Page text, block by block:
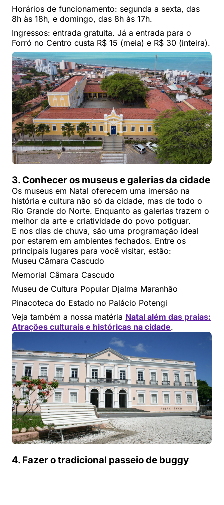
Horários de funcionamento: segunda a sexta, das
8h às 18h, e domingo, das 8h às 17h.
Ingressos: entrada gratuita. Já a entrada para o
Forró no Centro custa R$ 15 (meia) e R$ 30 (inteira).
3. Conhecer os museus e galerias da cidade
Os museus em Natal oferecem uma imersão na
história e cultura não só da cidade, mas de todo o
Rio Grande do Norte. Enquanto as galerias trazem o
melhor da arte e criatividade do povo potiguar.
E nos dias de chuva, são uma programação ideal
por estarem em ambientes fechados. Entre os
principais lugares para você visitar, estão:
Museu Câmara Cascudo
Memorial Câmara Cascudo
Museu de Cultura Popular Djalma Maranhão
Pinacoteca do Estado no Palácio Potengi
Veja também a nossa matéria Natal além das praias:
Atrações culturais e históricas na cidade.
4. Fazer o tradicional passeio de buggy